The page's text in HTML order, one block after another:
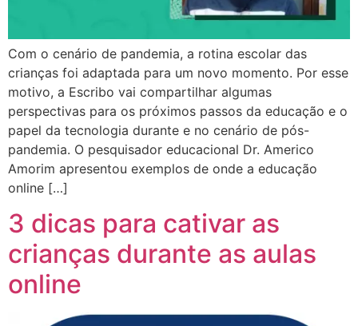
Com o cenário de pandemia, a rotina escolar das
crianças foi adaptada para um novo momento. Por esse
motivo, a Escribo vai compartilhar algumas
perspectivas para os próximos passos da educação e o
papel da tecnologia durante e no cenário de pós-
pandemia. O pesquisador educacional Dr. Americo
Amorim apresentou exemplos de onde a educação
online […]
3 dicas para cativar as
crianças durante as aulas
online